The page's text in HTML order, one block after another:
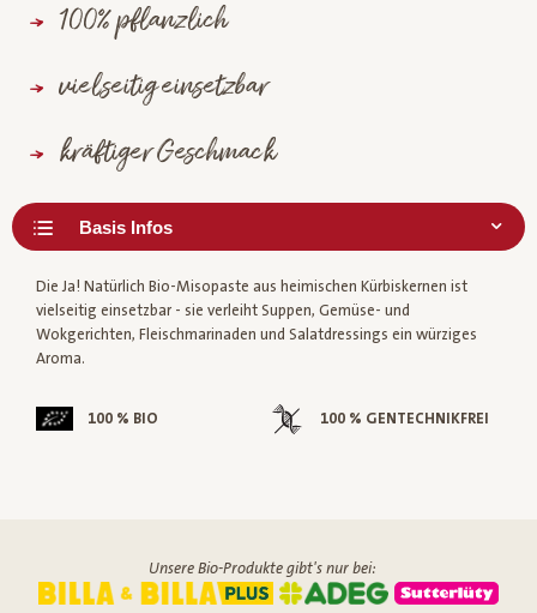
100% pflanzlich
vielseitig einsetzbar
kräftiger Geschmack
Die Ja! Natürlich Bio-Misopaste aus heimischen Kürbiskernen ist
vielseitig einsetzbar - sie verleiht Suppen, Gemüse- und
Wokgerichten, Fleischmarinaden und Salatdressings ein würziges
Aroma.
100 % BIO 100 % GENTECHNIKFREI
Unsere Bio-Produkte gibt's nur bei: